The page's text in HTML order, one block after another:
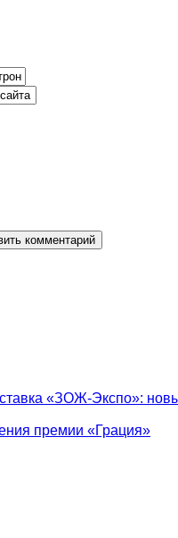
«ЗОЖ-Экспо»:
премии «Грация»